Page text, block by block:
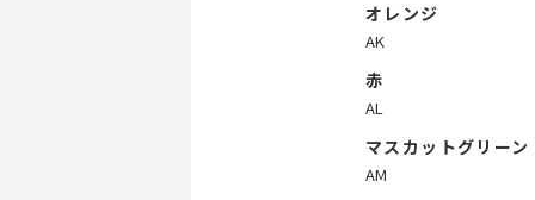
オレンジ
AK
赤
AL
マスカットグリーン
AM